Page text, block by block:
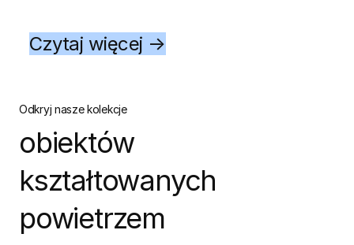
Czytaj więcej →
Odkryj nasze kolekcje
obiektów
kształtowanych
powietrzem